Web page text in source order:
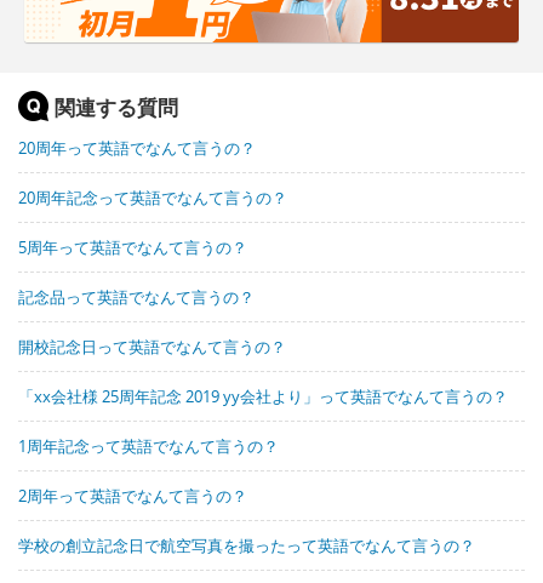
関連する質問
20周年って英語でなんて言うの？
20周年記念って英語でなんて言うの？
5周年って英語でなんて言うの？
記念品って英語でなんて言うの？
開校記念日って英語でなんて言うの？
「xx会社様 25周年記念 2019 yy会社より」って英語でなんて言うの？
1周年記念って英語でなんて言うの？
2周年って英語でなんて言うの？
学校の創立記念日で航空写真を撮ったって英語でなんて言うの？